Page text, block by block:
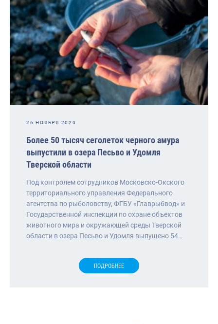
26 НОЯБРЯ 2020
Более 50 тысяч сеголеток черного амура
выпустили в озера Песьво и Удомля
Тверской области
Под контролем сотрудников Московско-Окского
территориального управления Федерального
агентства по рыболовству, ФГБУ «Главрыбвод» и
Государственной инспекции по охране объектов
животного мира и окружающей среды Тверской
области в озера Песьво и Удомля выпущено 54…
ПОДРОБНЕЕ